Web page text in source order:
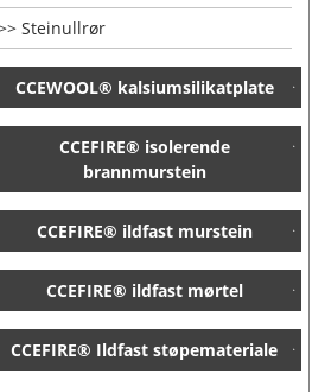
Steinullrør
CCEWOOL® kalsiumsilikatplate
CCEFIRE® isolerende
brannmurstein
CCEFIRE® ildfast murstein
CCEFIRE® ildfast mørtel
CCEFIRE® Ildfast støpemateriale